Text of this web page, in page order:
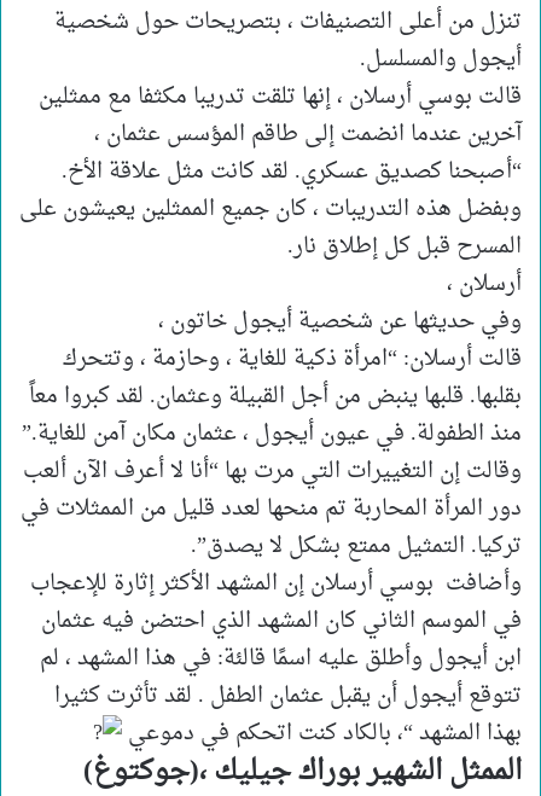
تنزل من أعلى التصنيفات ، بتصريحات حول شخصية
أيجول والمسلسل.
قالت بوسي أرسلان ، إنها تلقت تدريبا مكثفا مع ممثلين
آخرين عندما انضمت إلى طاقم المؤسس عثمان ،
“أصبحنا كصديق عسكري. لقد كانت مثل علاقة الأخ.
وبفضل هذه التدريبات ، كان جميع الممثلين يعيشون على
المسرح قبل كل إطلاق نار.
أرسلان ،
وفي حديثها عن شخصية أيجول خاتون ،
قالت أرسلان: “امرأة ذكية للغاية ، وحازمة ، وتتحرك
بقلبها. قلبها ينبض من أجل القبيلة وعثمان. لقد كبروا معاً
منذ الطفولة. في عيون أيجول ، عثمان مكان آمن للغاية.”
وقالت إن التغييرات التي مرت بها “أنا لا أعرف الآن ألعب
دور المرأة المحاربة تم منحها لعدد قليل من الممثلات في
تركيا. التمثيل ممتع بشكل لا يصدق”.
وأضافت بوسي أرسلان إن المشهد الأكثر إثارة للإعجاب
في الموسم الثاني كان المشهد الذي احتضن فيه عثمان
ابن أيجول وأطلق عليه اسمًا قالئة: في هذا المشهد ، لم
تتوقع أيجول أن يقبل عثمان الطفل . لقد تأثرت كثيرا
بهذا المشهد “، بالكاد كنت اتحكم في دموعي
الممثل الشهير بوراك جيليك ،(جوكتوغ)